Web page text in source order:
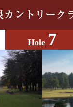
Hole 7